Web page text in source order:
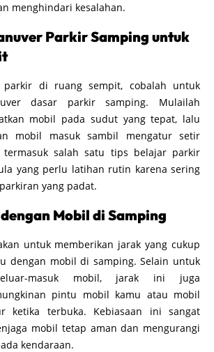
menghindari kesalahan.
Parkir Samping untuk
parkir di ruang sempit, cobalah untuk
dasar parkir samping. Mulailah
mobil pada sudut yang tepat, lalu
mobil masuk sambil mengatur setir
salah satu tips belajar parkir
yang perlu latihan rutin karena sering
yang padat.
Mobil di Samping
untuk memberikan jarak yang cukup
dengan mobil di samping. Selain untuk
masuk mobil, jarak ini juga
pintu mobil kamu atau mobil
ketika terbuka. Kebiasaan ini sangat
mobil tetap aman dan mengurangi
kendaraan.